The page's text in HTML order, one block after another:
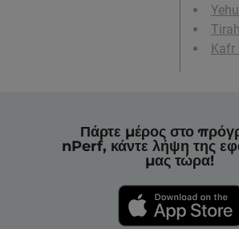
Tirah
Kafr
Πάρτε μέρος στο
nPerf, κάντε λήψη της
μας τώρα!